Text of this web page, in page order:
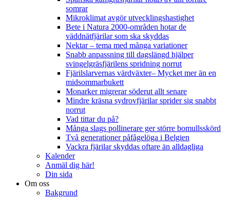
somrar
Mikroklimat avgör utvecklingshastighet
Bete i Natura 2000-områden hotar de
väddnätfjärilar som ska skyddas
Nektar – tema med många variationer
Snabb anpassning till dagslängd hjälper
svingelgräsfjärilens spridning norrut
Fjärilslarvernas värdväxter– Mycket mer än en
midsommarbukett
Monarker migrerar söderut allt senare
Mindre kräsna sydrovfjärilar sprider sig snabbt
norrut
Vad tittar du på?
Många slags pollinerare ger större bomullsskörd
Två generationer påfågelöga i Belgien
Vackra fjärilar skyddas oftare än alldagliga
Kalender
Anmäl dig här!
Din sida
Om oss
Bakgrund